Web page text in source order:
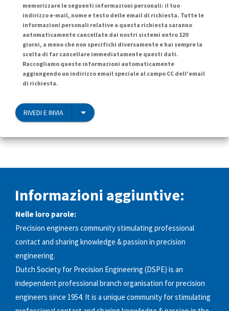
memorizzare le seguenti informazioni personali: il tuo
indirizzo e-mail, nome e testo delle email di richiesta. Tutte le
informazioni personali relative a questa richiesta saranno
automaticamente cancellate dai nostri sistemi entro 120
giorni, a meno che non specifichi diversamente e hai sempre la
scelta di far cancellare immediatamente questi dati.
Raccogliamo queste informazioni automaticamente
aggiungendo un indirizzo email speciale al campo CC dell'email
di richiesta.
RIVEDI E INVIA
Informazioni aggiuntive:
Nelle loro parole:
Precision engineers community stimulating professional
contact and sharing knowledge & passion in precision
engineering.
Dutch Society for Precision Engineering (DSPE) is an
independent professional branch organisation for precision
engineers since 1954. It is a unique community for stimulating